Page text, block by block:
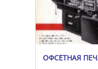
ОФСЕ́ТНАЯ